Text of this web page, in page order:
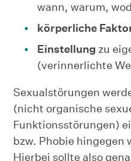
wann, warum,
körperliche
Einstellung zu
(verinnerlichte
Sexualstörungen
(nicht organische
Funktionsstörungen)
bzw. Phobie hingegen
Hierbei sollte also